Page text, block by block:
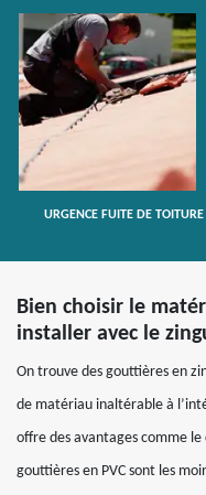
URGENCE FUITE DE
Bien choisir le
installer avec le
On trouve des gouttières en
de matériau inaltérable à
offre des avantages comme le
gouttières en PVC sont les